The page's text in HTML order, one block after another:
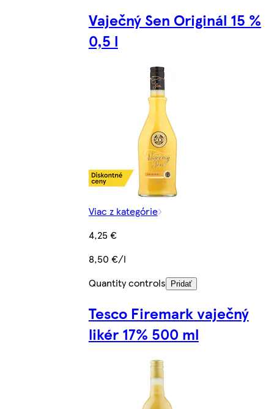
Vaječný Sen Originál 15 %
0,5 l
Viac z kategórie
4,25 €
8,50 €/l
Quantity controls
Pridať
Tesco Firemark vaječný
likér 17% 500 ml